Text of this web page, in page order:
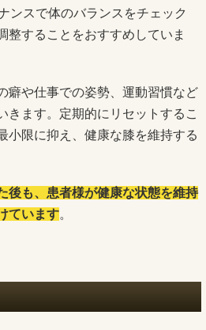
ンスで体のバランスをチェック
整することをおすすめしていま
癖や仕事での姿勢、運動習慣など
きます。定期的にリセットするこ
小限に抑え、健康な膝を維持する
後も、患者様が健康な状態を維持
ています。